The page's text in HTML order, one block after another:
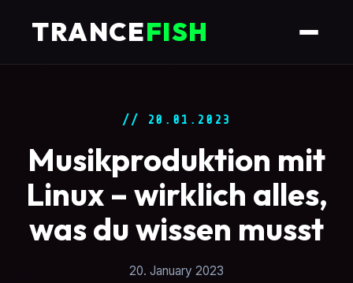
TRANCEFISH
// 20.01.2023
Musikproduktion mit
Linux – wirklich alles,
was du wissen musst
20. January 2023